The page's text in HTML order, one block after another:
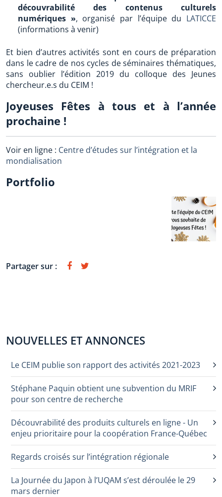
découvrabilité des contenus culturels
numériques », organisé par l’équipe du LATICCE
(informations à venir)
Et bien d’autres activités sont en cours de préparation
dans le cadre de nos cycles de séminaires thématiques,
sans oublier l’édition 2019 du colloque des Jeunes
chercheur.e.s du CEIM !
Joyeuses Fêtes à tous et à l’année
prochaine !
Voir en ligne : Centre d’études sur l’intégration et la
mondialisation
Portfolio
Partager sur :
NOUVELLES ET ANNONCES
Le CEIM publie son rapport des activités 2021-2023
Stéphane Paquin obtient une subvention du MRIF
pour son centre de recherche
Découvrabilité des produits culturels en ligne - Un
enjeu prioritaire pour la coopération France-Québec
Regards croisés sur l’intégration régionale
La Journée du Japon à l’UQAM s’est déroulée le 29
mars dernier